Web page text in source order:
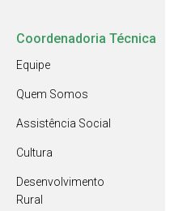
Coordenadoria Técnica
Equipe
Quem Somos
Assistência Social
Cultura
Desenvolvimento
Rural